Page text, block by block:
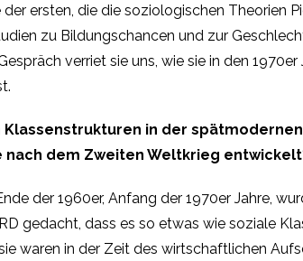
ersten, die die soziologischen Theorien
zu Bildungschancen und zur
verriet sie uns, wie sie in den
Klassenstrukturen in der
nach dem Zweiten Weltkrieg
der 1960er, Anfang der 1970er Jahre,
gedacht, dass es so etwas wie soziale
waren in der Zeit des wirtschaftlichen